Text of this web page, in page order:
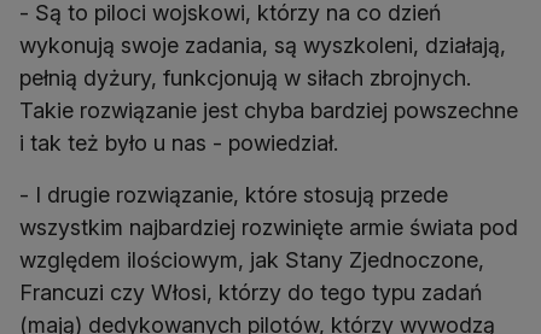
- Są to piloci wojskowi, którzy na co dzień
wykonują swoje zadania, są wyszkoleni, działają,
pełnią dyżury, funkcjonują w siłach zbrojnych.
Takie rozwiązanie jest chyba bardziej powszechne
i tak też było u nas - powiedział.
- I drugie rozwiązanie, które stosują przede
wszystkim najbardziej rozwinięte armie świata pod
względem ilościowym, jak Stany Zjednoczone,
Francuzi czy Włosi, którzy do tego typu zadań
(mają) dedykowanych pilotów, którzy wywodzą